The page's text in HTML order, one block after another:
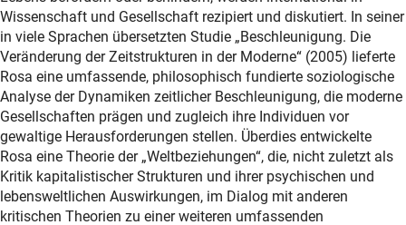
Wissenschaft und Gesellschaft rezipiert und diskutiert. In seiner
in viele Sprachen übersetzten Studie „Beschleunigung. Die
Veränderung der Zeitstrukturen in der Moderne“ (2005) lieferte
Rosa eine umfassende, philosophisch fundierte soziologische
Analyse der Dynamiken zeitlicher Beschleunigung, die moderne
Gesellschaften prägen und zugleich ihre Individuen vor
gewaltige Herausforderungen stellen. Überdies entwickelte
Rosa eine Theorie der „Weltbeziehungen“, die, nicht zuletzt als
Kritik kapitalistischer Strukturen und ihrer psychischen und
lebensweltlichen Auswirkungen, im Dialog mit anderen
kritischen Theorien zu einer weiteren umfassenden